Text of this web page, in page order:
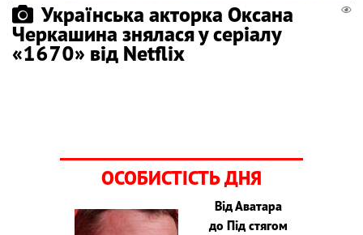
Українська акторка Оксана
Черкашина знялася у серіалу
«1670» від Netflix
ОСОБИСТІСТЬ ДНЯ
Від Аватара
до Під стягом